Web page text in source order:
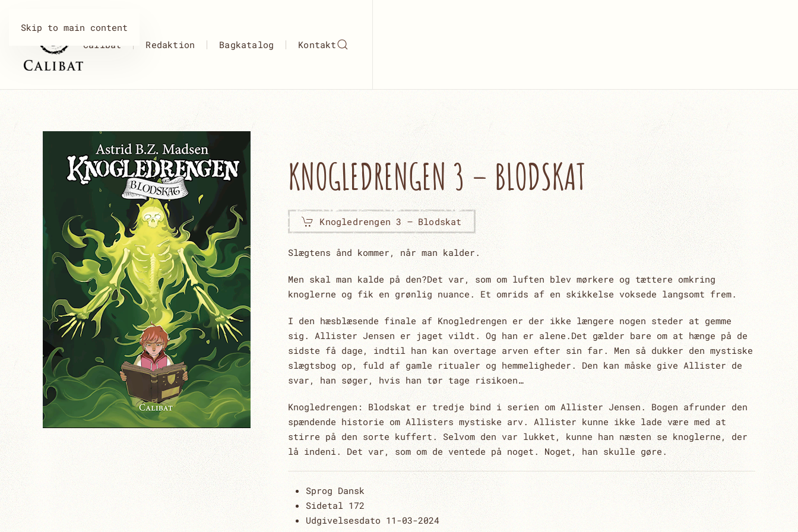
Skip to main content
Calibat
Redaktion Bagkatalog Kontakt
KNOGLEDRENGEN 3 – BLODSKAT
Knogledrengen 3 – Blodskat
Slægtens ånd kommer, når man kalder.
Men skal man kalde på den?Det var, som om luften blev mørkere og tættere omkring
knoglerne og fik en grønlig nuance. Et omrids af en skikkelse voksede langsomt frem.
I den hæsblæsende finale af Knogledrengen er der ikke længere nogen steder at gemme
sig. Allister Jensen er jaget vildt. Og han er alene.Det gælder bare om at hænge på de
sidste få dage, indtil han kan overtage arven efter sin far. Men så dukker den mystiske
slægtsbog op, fuld af gamle ritualer og hemmeligheder. Den kan måske give Allister de
svar, han søger, hvis han tør tage risikoen…
Knogledrengen: Blodskat er tredje bind i serien om Allister Jensen. Bogen afrunder den
spændende historie om Allisters mystiske arv. Allister kunne ikke lade være med at
stirre på den sorte kuffert. Selvom den var lukket, kunne han næsten se knoglerne, der
lå indeni. Det var, som om de ventede på noget. Noget, han skulle gøre.
Sprog Dansk
Sidetal 172
Udgivelsesdato 11-03-2024